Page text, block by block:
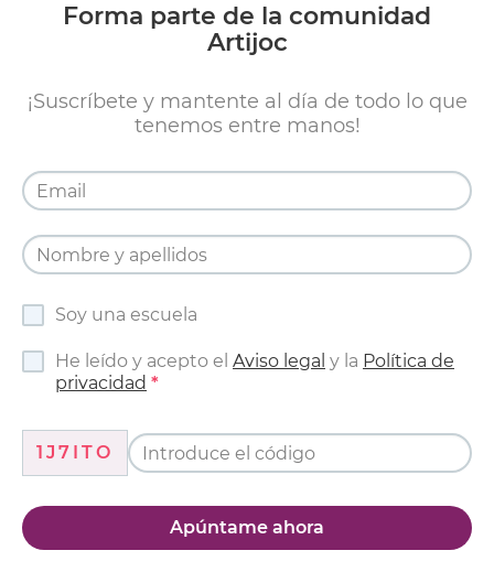
Forma parte de la comunidad
Artijoc
¡Suscríbete y mantente al día de todo lo que
tenemos entre manos!
Soy una escuela
He leído y acepto el Aviso legal y la Política de
privacidad
1J7ITO
Apúntame ahora